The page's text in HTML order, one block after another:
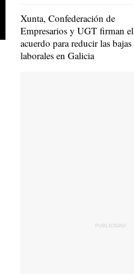
Xunta, Confederación de
Empresarios y UGT firman el
acuerdo para reducir las bajas
laborales en Galicia